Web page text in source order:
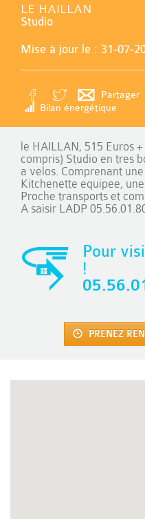
LE HAILLAN
Studio
Mise à jour le : 31-07-
Partager
Bilan énergétique
le HAILLAN, 515 Euros
compris) Studio en tres
a velos. Comprenant
Kitchenette equipee,
Proche transports et
A saisir LADP
Pour
!
PRENEZ